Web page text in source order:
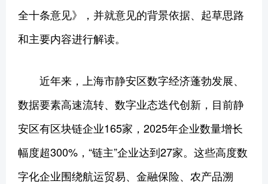
全十条意见》，并就意见的背景依据、起草思路
和主要内容进行解读。
近年来，上海市静安区数字经济蓬勃发展、
数据要素高速流转、数字业态迭代创新，目前静
安区有区块链企业165家，2025年企业数量增长
幅度超300%，“链主”企业达到27家。这些高度数
字化企业围绕航运贸易、金融保险、农产品溯